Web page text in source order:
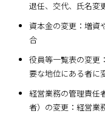
退任、交代、氏名変
資本金の変更：増資
合
役員等一覧表の変更
要な地位にある者に
経営業務の管理責任
者）の変更：経営業